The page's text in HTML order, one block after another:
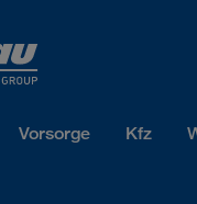
Vorsorge Kfz